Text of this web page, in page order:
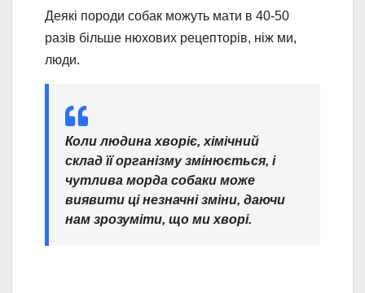
Деякі породи собак можуть мати в 40-50
разів більше нюхових рецепторів, ніж ми,
люди.
Коли людина хворіє, хімічний
склад її організму змінюється, і
чутлива морда собаки може
виявити ці незначні зміни, даючи
нам зрозуміти, що ми хворі.